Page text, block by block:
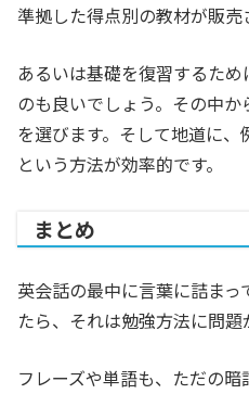
準拠した得点別の教材が販売
あるいは基礎を復習するた
のも良いでしょう。その中
を選びます。そして地道に、
という方法が効率的です。
まとめ
英会話の最中に言葉に詰ま
たら、それは勉強方法に問題
フレーズや単語も、ただの